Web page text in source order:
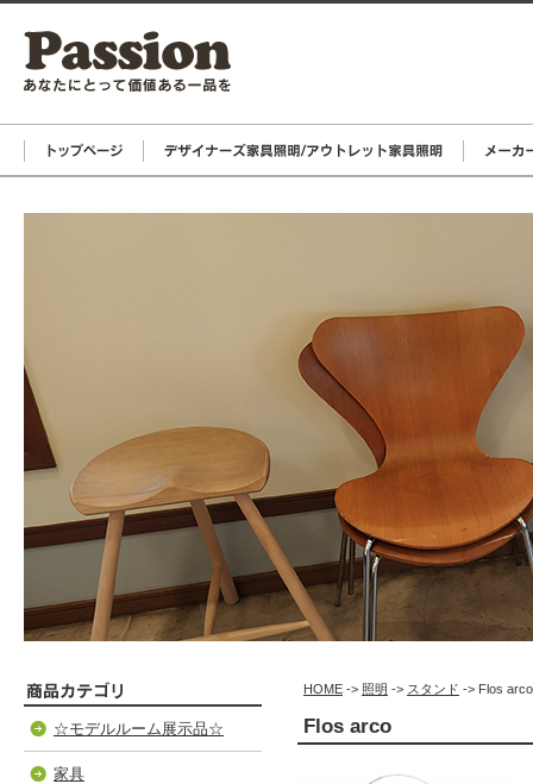
☆モデルルーム展示品☆
家具
HOME -> 照明 -> スタンド -> Flos arco
Flos arco